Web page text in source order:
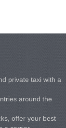
private taxi with a
around the
offer your best